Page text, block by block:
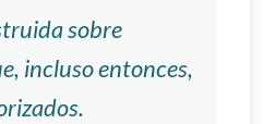
sobre
incluso entonces,